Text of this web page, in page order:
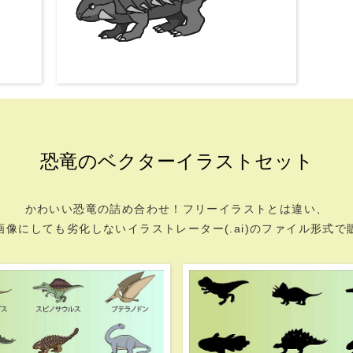
恐竜のベクターイラストセット
かわいい恐竜の詰め合わせ！フリーイラストとは違い、
像にしても劣化しないイラストレーター(.ai)のファイル形式で